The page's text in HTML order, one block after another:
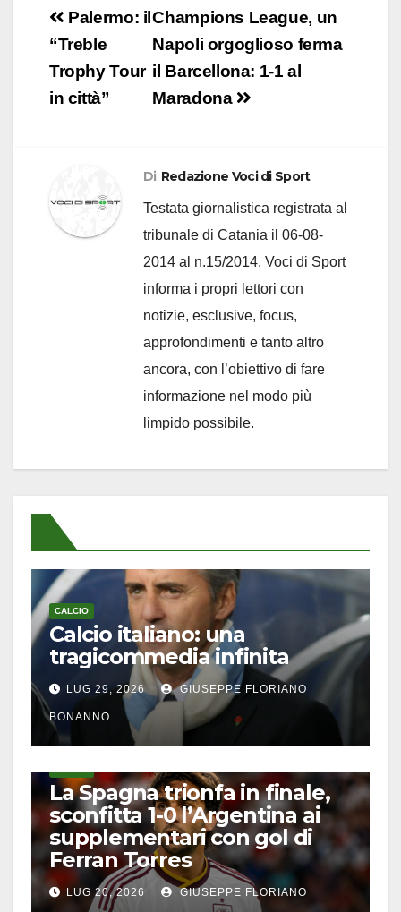
Navigazione
articoli
Champions League, un
Napoli orgoglioso ferma
il Barcellona: 1-1 al
Maradona
Palermo: il
“Treble
Trophy Tour
in città”
Di Redazione Voci di Sport
Testata giornalistica registrata al
tribunale di Catania il 06-08-
2014 al n.15/2014, Voci di Sport
informa i propri lettori con
notizie, esclusive, focus,
approfondimenti e tanto altro
ancora, con l’obiettivo di fare
informazione nel modo più
limpido possibile.
CALCIO
Calcio italiano: una
tragicommedia infinita
LUG 29, 2026 GIUSEPPE FLORIANO
BONANNO
La Spagna trionfa in finale,
sconfitta 1-0 l’Argentina ai
supplementari con gol di
Ferran Torres
LUG 20, 2026 GIUSEPPE FLORIANO